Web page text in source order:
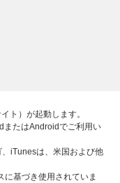
ト）が起動します。
またはAndroidでご利用い
iTunesは、米国および他
に基づき使用されていま